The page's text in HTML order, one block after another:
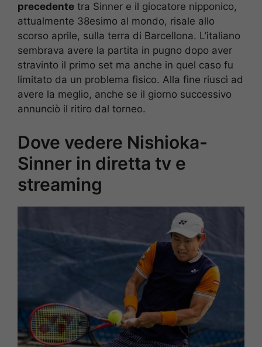
precedente tra Sinner e il giocatore nipponico,
attualmente 38esimo al mondo, risale allo
scorso aprile, sulla terra di Barcellona. L’italiano
sembrava avere la partita in pugno dopo aver
stravinto il primo set ma anche in quel caso fu
limitato da un problema fisico. Alla fine riuscì ad
avere la meglio, anche se il giorno successivo
annunciò il ritiro dal torneo.
Dove vedere Nishioka-
Sinner in diretta tv e
streaming